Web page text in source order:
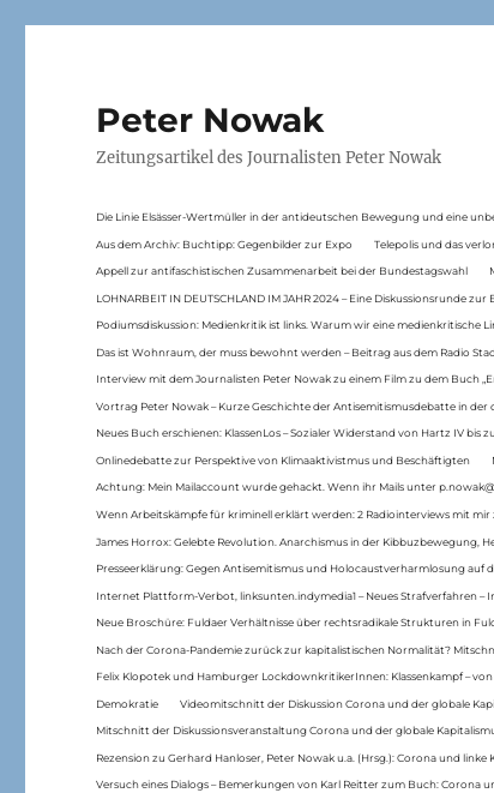
Peter Nowak
Zeitungsartikel des Journalisten Peter Nowak
Die Linie Elsässer-Wertmüller in der antideutschen Bewegung und eine
Aus dem Archiv: Buchtipp: Gegenbilder zur Expo Telepolis und das
Appell zur antifaschistischen Zusammenarbeit bei der Bundestagswahl
LOHNARBEIT IN DEUTSCHLAND IM JAHR 2024 – Eine Diskussionsrunde
Podiumsdiskussion: Medienkritik ist links. Warum wir eine medienkritische
Das ist Wohnraum, der muss bewohnt werden – Beitrag aus dem Radio
Interview mit dem Journalisten Peter Nowak zu einem Film zu dem Buch
Vortrag Peter Nowak – Kurze Geschichte der Antisemitismusdebatte in der
Neues Buch erschienen: KlassenLos – Sozialer Widerstand von Hartz IV bis
Onlinedebatte zur Perspektive von Klimaaktivistmus und Beschäftigten
Achtung: Mein Mailaccount wurde gehackt. Wenn ihr Mails unter
Wenn Arbeitskämpfe für kriminell erklärt werden: 2 Radiointerviews mit
James Horrox: Gelebte Revolution. Anarchismus in der Kibbuzbewegung,
Presseerklärung: Gegen Antisemitismus und Holocaustverharmlosung
Internet Plattform-Verbot, linksunten.indymedia1 – Neues Strafverfahren –
Neue Broschüre: Fuldaer Verhältnisse über rechtsradikale Strukturen in
Nach der Corona-Pandemie zurück zur kapitalistischen Normalität?
Felix Klopotek und Hamburger LockdownkritikerInnen: Klassenkampf –
Demokratie Videomitschnitt der Diskussion Corona und der globale
Mitschnitt der Diskussionsveranstaltung Corona und der globale
Rezension zu Gerhard Hanloser, Peter Nowak u.a. (Hrsg.): Corona und linke
Versuch eines Dialogs – Bemerkungen von Karl Reitter zum Buch: Corona